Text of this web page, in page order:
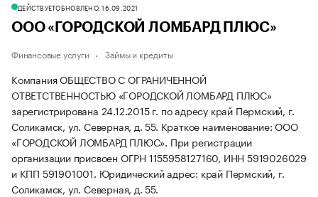
ДЕЙСТВУЕТОБНОВЛЕНО, 16.09.2021
ООО «ГОРОДСКОЙ ЛОМБАРД ПЛЮС»
Финансовые услуги Займы и кредиты
Компания ОБЩЕСТВО С ОГРАНИЧЕННОЙ
ОТВЕТСТВЕННОСТЬЮ «ГОРОДСКОЙ ЛОМБАРД ПЛЮС»
зарегистрирована 24.12.2015 г. по адресу край Пермский, г.
Соликамск, ул. Северная, д. 55. Краткое наименование: ООО
«ГОРОДСКОЙ ЛОМБАРД ПЛЮС». При регистрации
организации присвоен ОГРН 1155958127160, ИНН 5919026029
и КПП 591901001. Юридический адрес: край Пермский, г.
Соликамск, ул. Северная, д. 55.